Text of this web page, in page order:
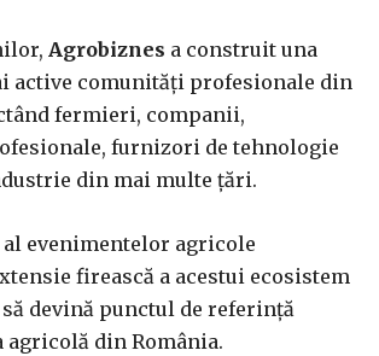
Agrobiznes a construit una
active comunități profesionale din
fermieri, companii,
furnizori de tehnologie
din mai multe țări.
evenimentelor agricole
firească a acestui ecosistem
devină punctul de referință
agricolă din România.